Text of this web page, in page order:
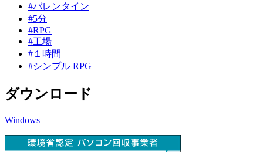
#バレンタイン
#5分
#RPG
#工場
#１時間
#シンプル RPG
ダウンロード
Windows